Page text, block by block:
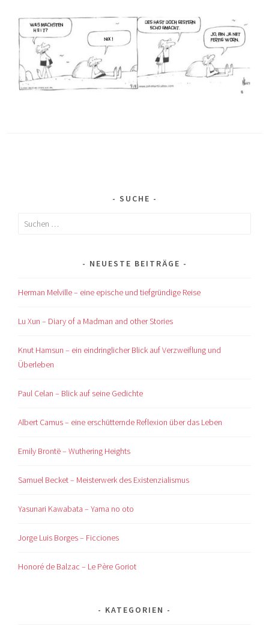
SUCHE
Suchen
NEUESTE BEITRÄGE
Herman Melville – eine epische und tiefgründige Reise
Lu Xun – Diary of a Madman and other Stories
Knut Hamsun – ein eindringlicher Blick auf Verzweiflung und
Überleben
Paul Celan – Blick auf seine Gedichte
Albert Camus – eine erschütternde Reflexion über das Leben
Emily Brontë – Wuthering Heights
Samuel Becket – Meisterwerk des Existenzialismus
Yasunari Kawabata – Yama no oto
Jorge Luis Borges – Ficciones
Honoré de Balzac – Le Père Goriot
KATEGORIEN